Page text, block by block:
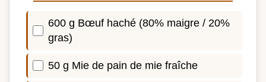
600 g Bœuf haché (80% maigre / 20%
gras)
50 g Mie de pain de mie fraîche